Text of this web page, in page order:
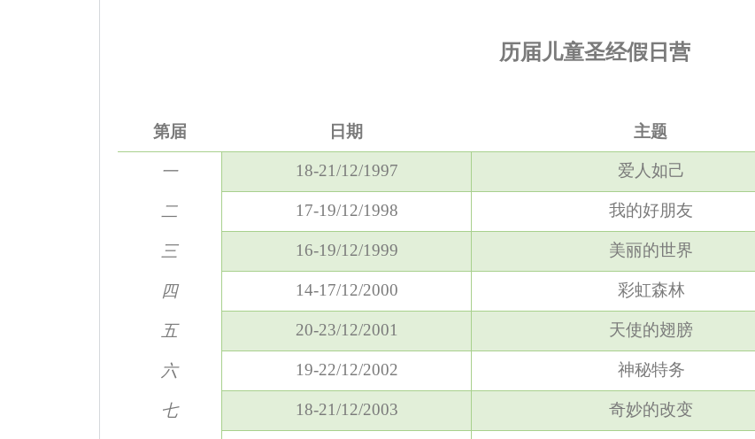
历届儿童圣经假日营
第届 日期 主题
一 18-21/12/1997 爱人如己
二 17-19/12/1998 我的好朋友
三 16-19/12/1999 美丽的世界
四 14-17/12/2000 彩虹森林
五 20-23/12/2001 天使的翅膀
六 19-22/12/2002 神秘特务
七 18-21/12/2003 奇妙的改变